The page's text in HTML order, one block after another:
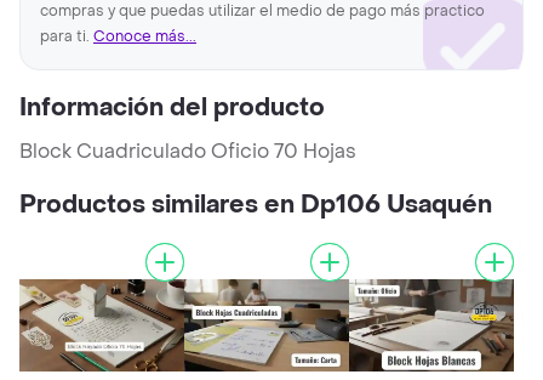
compras y que puedas utilizar el medio de pago más practico
para ti. Conoce más...
Información del producto
Block Cuadriculado Oficio 70 Hojas
Productos similares en Dp106 Usaquén